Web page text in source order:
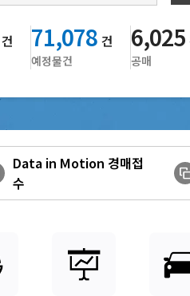
건 71,078 건
예정물건
6,025
공매
Data in Motion 경매접
수